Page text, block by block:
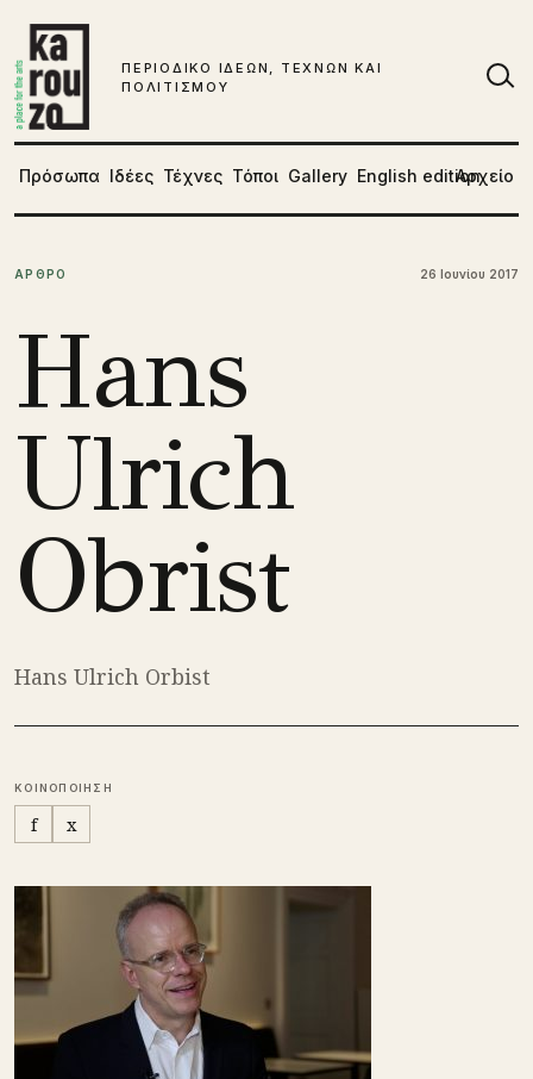
ΠΕΡΙΟΔΙΚΟ ΙΔΕΩΝ, ΤΕΧΝΩΝ ΚΑΙ
ΠΟΛΙΤΙΣΜΟΥ
Πρόσωπα Ιδέες Τέχνες Τόποι Gallery English editionΑρχείο
ΑΡΘΡΟ 26 Ιουνίου 2017
Hans
Ulrich
Obrist
Hans Ulrich Orbist
ΚΟΙΝΟΠΟΙΗΣΗ
f x